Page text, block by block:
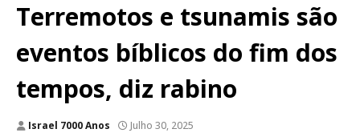
Terremotos e tsunamis são
eventos bíblicos do fim dos
tempos, diz rabino
Israel 7000 Anos Julho 30, 2025